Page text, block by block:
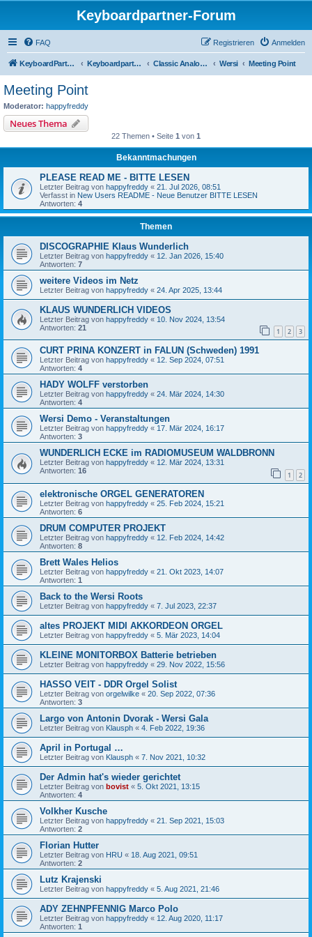
Keyboardpartner-Forum
FAQ Anmelden
Registrieren
KeyboardPartner Keyboardpartner-Forum Classic Analog Organs Wersi Meeting Point
Meeting Point
Moderator: happyfreddy
Neues Thema
22 Themen • Seite 1 von 1
Bekanntmachungen
PLEASE READ ME - BITTE LESEN
Letzter Beitrag von happyfreddy « 21. Jul 2026, 08:51
Verfasst in New Users README - Neue Benutzer BITTE LESEN
Antworten: 4
Themen
DISCOGRAPHIE Klaus Wunderlich
Letzter Beitrag von happyfreddy « 12. Jan 2026, 15:40
Antworten: 7
weitere Videos im Netz
Letzter Beitrag von happyfreddy « 24. Apr 2025, 13:44
KLAUS WUNDERLICH VIDEOS
Letzter Beitrag von happyfreddy « 10. Nov 2024, 13:54
Antworten: 21 1 2 3
CURT PRINA KONZERT in FALUN (Schweden) 1991
Letzter Beitrag von happyfreddy « 12. Sep 2024, 07:51
Antworten: 4
HADY WOLFF verstorben
Letzter Beitrag von happyfreddy « 24. Mär 2024, 14:30
Antworten: 4
Wersi Demo - Veranstaltungen
Letzter Beitrag von happyfreddy « 17. Mär 2024, 16:17
Antworten: 3
WUNDERLICH ECKE im RADIOMUSEUM WALDBRONN
Letzter Beitrag von happyfreddy « 12. Mär 2024, 13:31
Antworten: 16 1 2
elektronische ORGEL GENERATOREN
Letzter Beitrag von happyfreddy « 25. Feb 2024, 15:21
Antworten: 6
DRUM COMPUTER PROJEKT
Letzter Beitrag von happyfreddy « 12. Feb 2024, 14:42
Antworten: 8
Brett Wales Helios
Letzter Beitrag von happyfreddy « 21. Okt 2023, 14:07
Antworten: 1
Back to the Wersi Roots
Letzter Beitrag von happyfreddy « 7. Jul 2023, 22:37
altes PROJEKT MIDI AKKORDEON ORGEL
Letzter Beitrag von happyfreddy « 5. Mär 2023, 14:04
KLEINE MONITORBOX Batterie betrieben
Letzter Beitrag von happyfreddy « 29. Nov 2022, 15:56
HASSO VEIT - DDR Orgel Solist
Letzter Beitrag von orgelwilke « 20. Sep 2022, 07:36
Antworten: 3
Largo von Antonin Dvorak - Wersi Gala
Letzter Beitrag von Klausph « 4. Feb 2022, 19:36
April in Portugal …
Letzter Beitrag von Klausph « 7. Nov 2021, 10:32
Der Admin hat's wieder gerichtet
Letzter Beitrag von bovist « 5. Okt 2021, 13:15
Antworten: 4
Volkher Kusche
Letzter Beitrag von happyfreddy « 21. Sep 2021, 15:03
Antworten: 2
Florian Hutter
Letzter Beitrag von HRU « 18. Aug 2021, 09:51
Antworten: 2
Lutz Krajenski
Letzter Beitrag von happyfreddy « 5. Aug 2021, 21:46
ADY ZEHNPFENNIG Marco Polo
Letzter Beitrag von happyfreddy « 12. Aug 2020, 11:17
Antworten: 1